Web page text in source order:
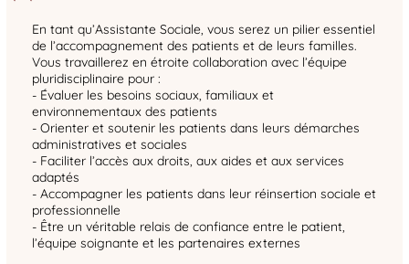
En tant qu’Assistante Sociale, vous serez un pilier essentiel
de l’accompagnement des patients et de leurs familles.
Vous travaillerez en étroite collaboration avec l’équipe
pluridisciplinaire pour :
- Évaluer les besoins sociaux, familiaux et
environnementaux des patients
- Orienter et soutenir les patients dans leurs démarches
administratives et sociales
- Faciliter l’accès aux droits, aux aides et aux services
adaptés
- Accompagner les patients dans leur réinsertion sociale et
professionnelle
- Être un véritable relais de confiance entre le patient,
l’équipe soignante et les partenaires externes